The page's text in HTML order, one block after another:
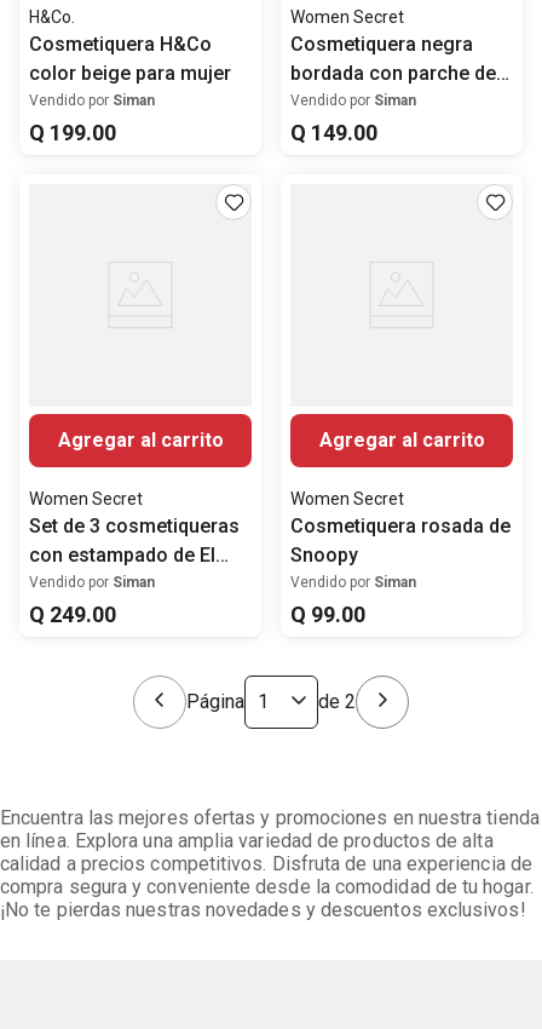
H&Co.
Cosmetiquera H&Co
color beige para mujer
Vendido por Siman
Q 199.00
Women Secret
Cosmetiquera negra
bordada con parche de
Mafalda
Vendido por Siman
Q 149.00
Agregar al carrito
Women Secret
Set de 3 cosmetiqueras
con estampado de El
Principito
Vendido por Siman
Q 249.00
Agregar al carrito
Women Secret
Cosmetiquera rosada de
Snoopy
Vendido por Siman
Q 99.00
Página de 2
Encuentra las mejores ofertas y promociones en nuestra tienda
en línea. Explora una amplia variedad de productos de alta
calidad a precios competitivos. Disfruta de una experiencia de
compra segura y conveniente desde la comodidad de tu hogar.
¡No te pierdas nuestras novedades y descuentos exclusivos!